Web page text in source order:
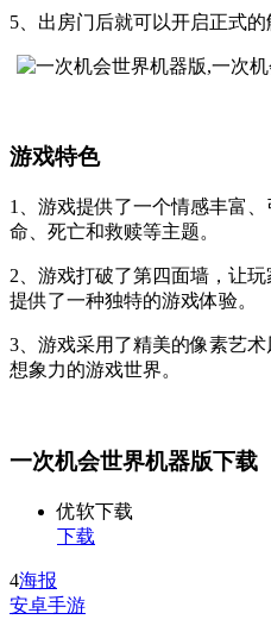
5、出房门后就可以开启正式的
游戏特色
1、游戏提供了一个情感丰富
命、死亡和救赎等主题。
2、游戏打破了第四面墙，让
提供了一种独特的游戏体验。
3、游戏采用了精美的像素艺
想象力的游戏世界。
一次机会世界机器版下载
优软下载
下载
4海报
安卓手游